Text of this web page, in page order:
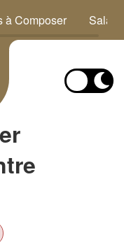
à Composer